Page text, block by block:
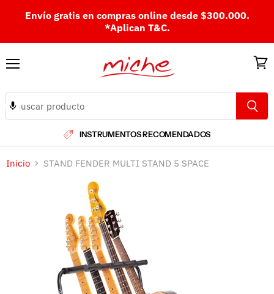
Envío gratis en compras online desde $300.000.
*Aplican T&C.
INSTRUMENTOS RECOMENDADOS
Inicio STAND FENDER MULTI STAND 5 SPACE